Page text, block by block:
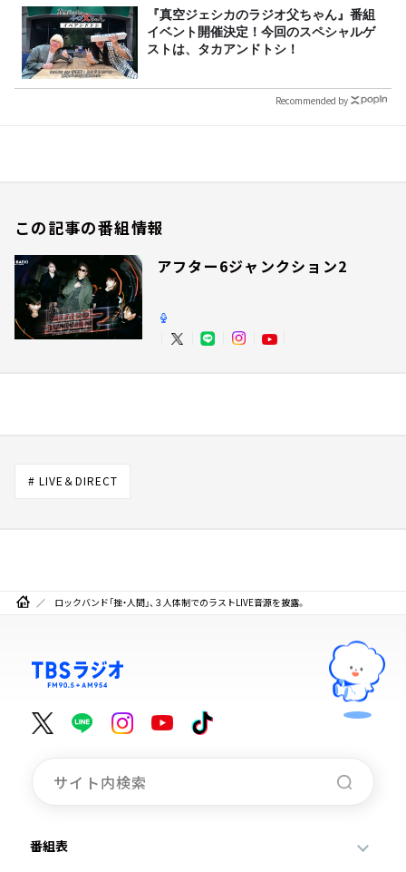
『真空ジェシカのラジオ父ちゃん』番組
イベント開催決定！今回のスペシャルゲ
ストは、タカアンドトシ！
Recommended by
この記事の番組情報
アフター6ジャンクション2
# LIVE＆DIRECT
ロックバンド「挫・人間」、３人体制でのラストLIVE音源を披露。
番組表